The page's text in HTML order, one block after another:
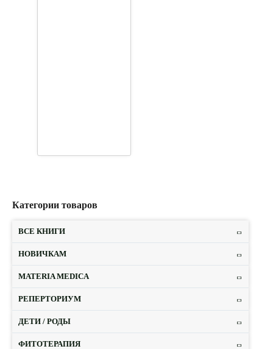
Категории товаров
ВСЕ КНИГИ
НОВИЧКАМ
MATERIA MEDICA
РЕПЕРТОРИУМ
ДЕТИ / РОДЫ
ФИТОТЕРАПИЯ